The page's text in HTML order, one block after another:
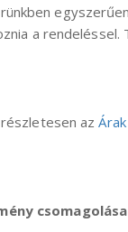
a
az
csomagolása